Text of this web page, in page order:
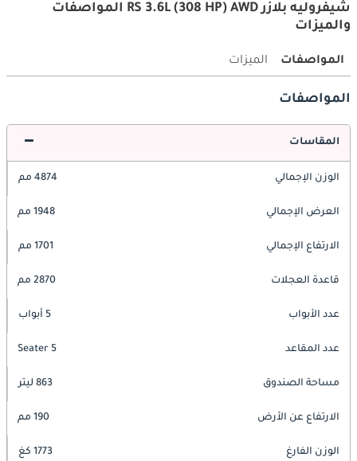
شيفروليه بلازر RS 3.6L (308 HP) AWD المواصفات
والميزات
المواصفات الميزات
المواصفات
المقاسات
الوزن الإجمالي 4874 مم
العرض الإجمالي 1948 مم
الارتفاع الإجمالي 1701 مم
قاعدة العجلات 2870 مم
عدد الأبواب 5 أبواب
عدد المقاعد 5 Seater
مساحة الصندوق 863 ليتر
الارتفاع عن الأرض 190 مم
الوزن الفارغ 1773 كغ